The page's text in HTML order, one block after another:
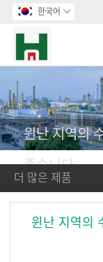
한국어 
윈난 지역의
좋습니다.
더 많은 제품
윈난 지역의